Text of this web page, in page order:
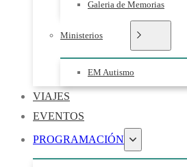
Galeria de Memorias
Ministerios
EM Autismo
VIAJES
EVENTOS
PROGRAMACIÓN